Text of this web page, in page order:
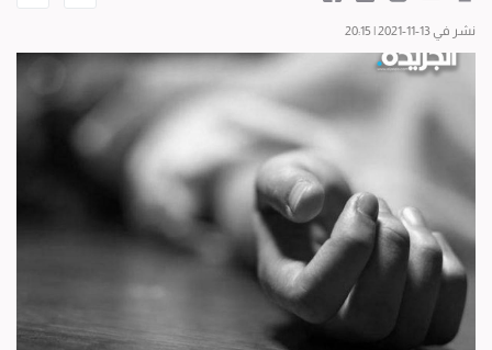
نشر في 13-11-2021 | 20:15